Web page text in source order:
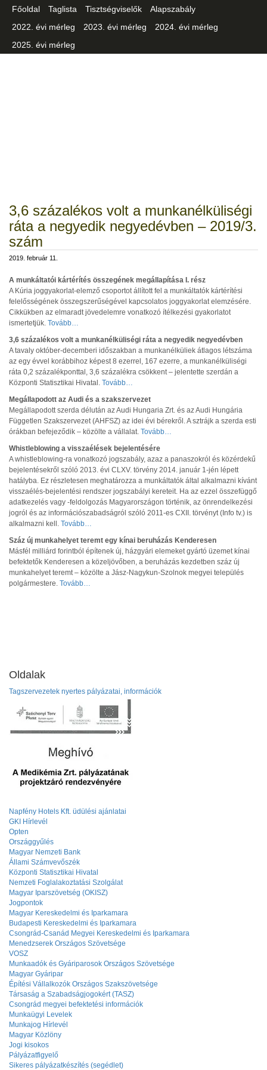
Főoldal Taglista Tisztségviselők
Alapszabály
2022. évi mérleg
2023. évi mérleg
2024. évi mérleg
2025. évi mérleg
3,6 százalékos volt a munkanélküliségi
ráta a negyedik negyedévben – 2019/3.
szám
2019. február 11.
A munkáltatói kártérítés összegének megállapítása I. rész
A Kúria joggyakorlat-elemző csoportot állított fel a munkáltatók kártérítési
felelősségének összegszerűségével kapcsolatos joggyakorlat elemzésére.
Cikkükben az elmaradt jövedelemre vonatkozó ítélkezési gyakorlatot
ismertetjük. Tovább…
3,6 százalékos volt a munkanélküliségi ráta a negyedik negyedévben
A tavaly október-decemberi időszakban a munkanélküliek átlagos létszáma
az egy évvel korábbihoz képest 8 ezerrel, 167 ezerre, a munkanélküliségi
ráta 0,2 százalékponttal, 3,6 százalékra csökkent – jelentette szerdán a
Központi Statisztikai Hivatal. Tovább…
Megállapodott az Audi és a szakszervezet
Megállapodott szerda délután az Audi Hungaria Zrt. és az Audi Hungária
Független Szakszervezet (AHFSZ) az idei évi bérekről. A sztrájk a szerda esti
órákban befejeződik – közölte a vállalat. Tovább…
Whistleblowing a visszaélések bejelentésére
A whistleblowing-ra vonatkozó jogszabály, azaz a panaszokról és közérdekű
bejelentésekről szóló 2013. évi CLXV. törvény 2014. január 1-jén lépett
hatályba. Ez részletesen meghatározza a munkáltatók által alkalmazni kívánt
visszaélés-bejelentési rendszer jogszabályi kereteit. Ha az ezzel összefüggő
adatkezelés vagy -feldolgozás Magyarországon történik, az önrendelkezési
jogról és az információszabadságról szóló 2011-es CXII. törvényt (Info tv.) is
alkalmazni kell. Tovább…
Száz új munkahelyet teremt egy kínai beruházás Kenderesen
Másfél milliárd forintból építenek új, házgyári elemeket gyártó üzemet kínai
befektetők Kenderesen a közeljövőben, a beruházás kezdetben száz új
munkahelyet teremt – közölte a Jász-Nagykun-Szolnok megyei település
polgármestere. Tovább…
Oldalak
Tagszervezetek nyertes pályázatai, információk
Napfény Hotels Kft. üdülési ajánlatai
GKI Hírlevél
Opten
Országgyűlés
Magyar Nemzeti Bank
Állami Számvevőszék
Központi Statisztikai Hivatal
Nemzeti Foglalakoztatási Szolgálat
Magyar Iparszövetség (OKISZ)
Jogpontok
Magyar Kereskedelmi és Iparkamara
Budapesti Kereskedelmi és Iparkamara
Csongrád-Csanád Megyei Kereskedelmi és Iparkamara
Menedzserek Országos Szövetsége
VOSZ
Munkaadók és Gyáriparosok Országos Szövetsége
Magyar Gyáripar
Építési Vállalkozók Országos Szakszövetsége
Társaság a Szabadságjogokért (TASZ)
Csongrád megyei befektetési információk
Munkaügyi Levelek
Munkajog Hírlevél
Magyar Közlöny
Jogi kisokos
Pályázatfigyelő
Sikeres pályázatkészítés (segédlet)